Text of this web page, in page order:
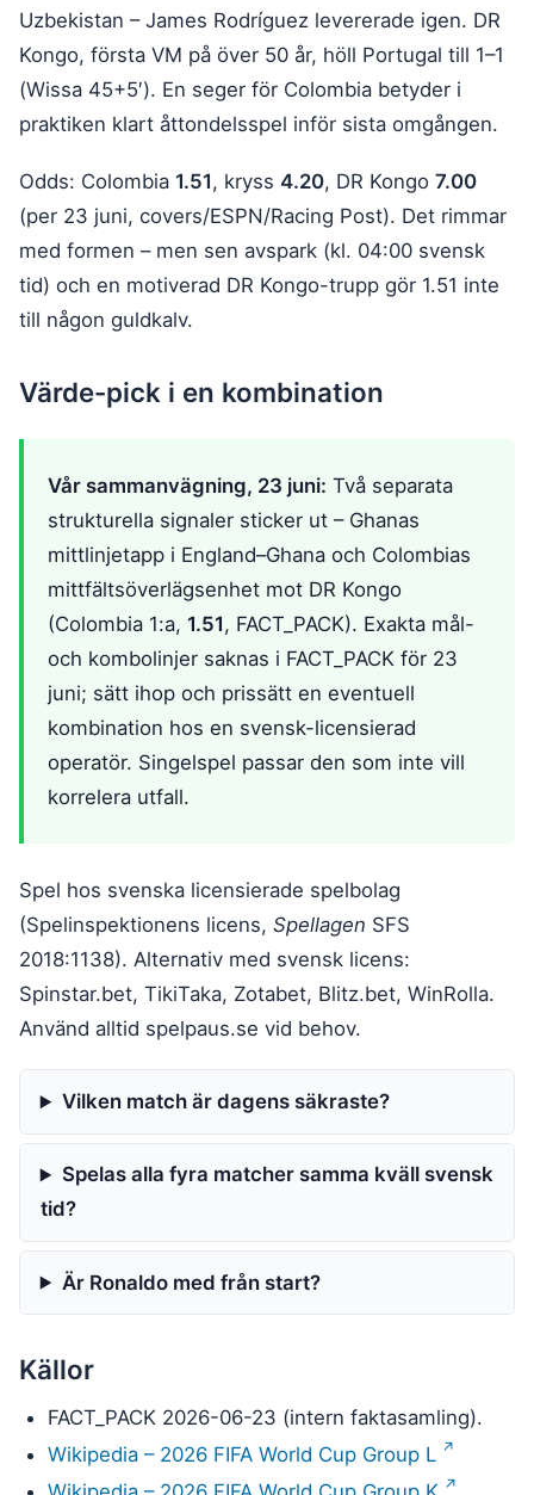
Uzbekistan – James Rodríguez levererade igen. DR
Kongo, första VM på över 50 år, höll Portugal till 1–1
(Wissa 45+5′). En seger för Colombia betyder i
praktiken klart åttondelsspel inför sista omgången.
Odds: Colombia 1.51, kryss 4.20, DR Kongo 7.00
(per 23 juni, covers/ESPN/Racing Post). Det rimmar
med formen – men sen avspark (kl. 04:00 svensk
tid) och en motiverad DR Kongo-trupp gör 1.51 inte
till någon guldkalv.
Värde-pick i en kombination
Vår sammanvägning, 23 juni: Två separata
strukturella signaler sticker ut – Ghanas
mittlinjetapp i England–Ghana och Colombias
mittfältsöverlägsenhet mot DR Kongo
(Colombia 1:a, 1.51, FACT_PACK). Exakta mål-
och kombolinjer saknas i FACT_PACK för 23
juni; sätt ihop och prissätt en eventuell
kombination hos en svensk-licensierad
operatör. Singelspel passar den som inte vill
korrelera utfall.
Spel hos svenska licensierade spelbolag
(Spelinspektionens licens, Spellagen SFS
2018:1138). Alternativ med svensk licens:
Spinstar.bet, TikiTaka, Zotabet, Blitz.bet, WinRolla.
Använd alltid spelpaus.se vid behov.
Vilken match är dagens säkraste?
Spelas alla fyra matcher samma kväll svensk
tid?
Är Ronaldo med från start?
Källor
FACT_PACK 2026-06-23 (intern faktasamling).
Wikipedia – 2026 FIFA World Cup Group L